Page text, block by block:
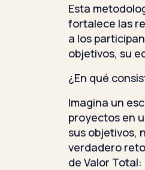
Esta
fortalece las
a los
objetivos, su
¿En qué
Imagina un
proyectos en
sus objetivos,
verdadero
de Valor Total: